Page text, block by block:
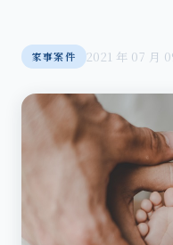
家事案件 2021 年 07 月